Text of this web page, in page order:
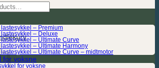
lastesykkel – Premium
lastesykkel – Deluxe
– Ultimate Curve
lastesykkel – Ultimate Harmony
lastesykkel – Ultimate Curve – midtmotor
for voksne
for voksne